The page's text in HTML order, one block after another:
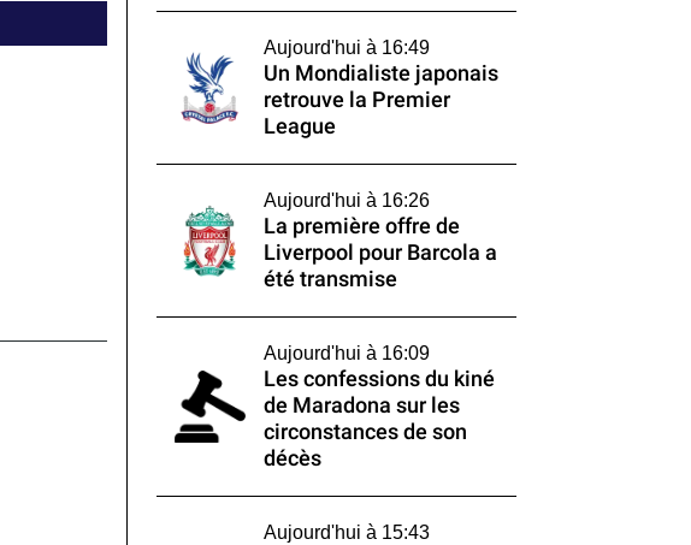
Aujourd'hui à 16:49
Un Mondialiste japonais
retrouve la Premier
League
Aujourd'hui à 16:26
La première offre de
Liverpool pour Barcola a
été transmise
Aujourd'hui à 16:09
Les confessions du kiné
de Maradona sur les
circonstances de son
décès
Aujourd'hui à 15:43